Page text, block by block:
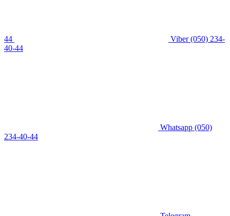
44 Viber(050) 234-
40-44
Whatsapp (050)
234-40-44